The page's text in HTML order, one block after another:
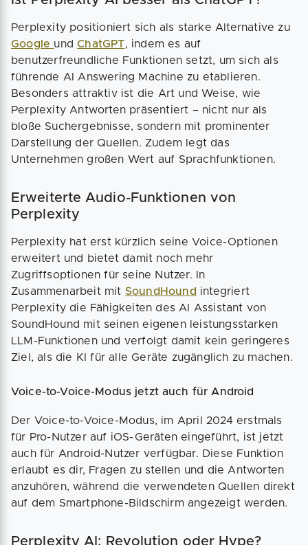
vielseitigen Fähigkeiten.
Perplexity positioniert sich als starke Alternative zu
Google undChatGPT, indem es auf
benutzerfreundliche Funktionen setzt, um sich als
führende AI Answering Machine zu etablieren.
Besonders attraktiv ist die Art und Weise, wie
Perplexity Antworten präsentiert – nicht nur als
bloße Suchergebnisse, sondern mit prominenter
Darstellung der Quellen. Zudem legt das
Unternehmen großen Wert auf Sprachfunktionen.
Erweiterte Audio-Funktionen von
Perplexity
Perplexity hat erst kürzlich seine Voice-Optionen
erweitert und bietet damit noch mehr
Zugriffsoptionen für seine Nutzer. In
Zusammenarbeit mit SoundHound integriert
Perplexity die Fähigkeiten des AI Assistant von
SoundHound mit seinen eigenen leistungsstarken
LLM-Funktionen und verfolgt damit kein geringeres
Ziel, als die KI für alle Geräte zugänglich zu machen.
Voice-to-Voice-Modus jetzt auch für Android
Der Voice-to-Voice-Modus, im April 2024 erstmals
für Pro-Nutzer auf iOS-Geräten eingeführt, ist jetzt
auch für Android-Nutzer verfügbar. Diese Funktion
erlaubt es dir, Fragen zu stellen und die Antworten
anzuhören, während die verwendeten Quellen direkt
auf dem Smartphone-Bildschirm angezeigt werden.
Perplexity AI: Revolution oder Hype?